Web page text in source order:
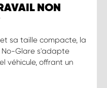
NON
sa taille compacte, la
No-Glare s'adapte
véhicule, offrant un